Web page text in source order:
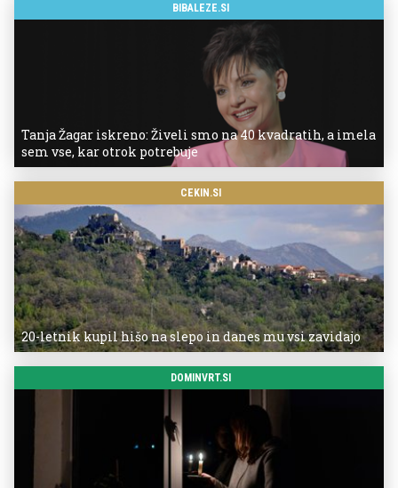
BIBALEZE.SI
Tanja Žagar iskreno: Živeli smo na 40 kvadratih, a imela
sem vse, kar otrok potrebuje
CEKIN.SI
20-letnik kupil hišo na slepo in danes mu vsi zavidajo
DOMINVRT.SI